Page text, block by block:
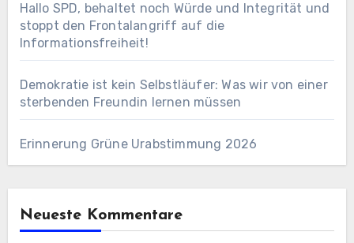
Hallo SPD, behaltet noch Würde und Integrität und
stoppt den Frontalangriff auf die
Informationsfreiheit!
Demokratie ist kein Selbstläufer: Was wir von einer
sterbenden Freundin lernen müssen
Erinnerung Grüne Urabstimmung 2026
Neueste Kommentare